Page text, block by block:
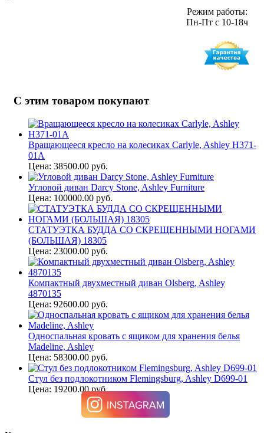
Режим работы:
Пн-Пт с 10-18ч
С этим товаром покупают
Вращающееся кресло на колесиках Carlyle, Ashley H371-
01A
Цена: 38500.00 руб.
Угловой диван Darcy Stone, Ashley Furniture
Цена: 100000.00 руб.
СТАТУЭТКА БУДДА СО СКРЕЩЕННЫМИ НОГАМИ
(БОЛЬШАЯ) 18305
Цена: 23000.00 руб.
Компактный двухместный диван Olsberg, Ashley
4870135
Цена: 92600.00 руб.
Односпальная кровать с ящиком для хранения белья
Madeline, Ashley
Цена: 58300.00 руб.
Стул без подлокотником Flemingsburg, Ashley D699-01
Цена: 19200.00 руб.